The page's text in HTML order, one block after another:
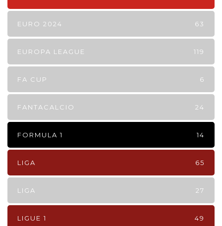
EURO 2024 63
EUROPA LEAGUE 119
FA CUP 6
FANTACALCIO 24
FORMULA 1 14
LIGA 65
LIGA 27
LIGUE 1 49